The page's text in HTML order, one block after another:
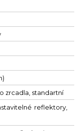
zrcadla, standartní
reflektory,